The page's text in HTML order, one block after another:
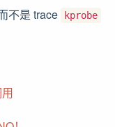
不是 trace kprobe